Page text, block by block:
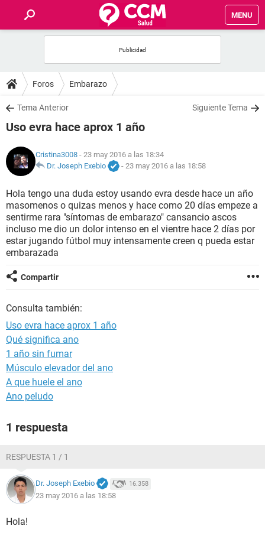
MENU
FOROS
SALUD
NUTRICIÓN
BIENESTAR
SEXUALIDAD
GLOSARIO
Foros Embarazo
Tema Anterior Siguiente Tema
Uso evra hace aprox 1 año
Cristina3008 - 23 may 2016 a las 18:34
Dr. Joseph Exebio
- 23 may 2016 a las 18:58
Hola tengo una duda estoy usando evra desde hace un año
masomenos o quizas menos y hace como 20 días empeze a
sentirme rara "síntomas de embarazo" cansancio ascos
incluso me dio un dolor intenso en el vientre hace 2 días por
estar jugando fútbol muy intensamente creen q pueda estar
embarazada
Compartir
Consulta también:
Uso evra hace aprox 1 año
Qué significa ano
1 año sin fumar
Músculo elevador del ano
A que huele el ano
Ano peludo
1 respuesta
RESPUESTA 1 / 1
Dr. Joseph Exebio 16.358
23 may 2016 a las 18:58
Hola!